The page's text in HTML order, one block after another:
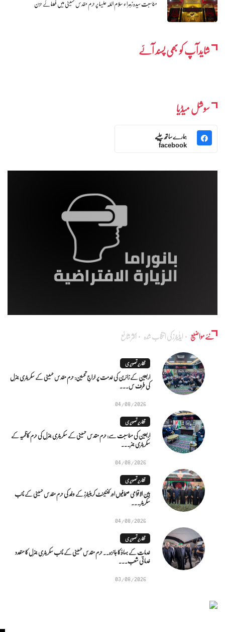
مناسبت سیدہ زہراء سلام اللہ علیہا پر حرم مقدس حسینی میں فضائے حزن
شایدآپ کو بھی پسند آئے
سوشل میڈیا
ہمارے ساتھ چلیے
facebook
نئے مواضیع ایڈٰیٹرز کی انتخاب شدہ اکثر شائع
تقاریر تصویری
اربعین کے زائرین کی خدمت پر خراجِ تحسین: حرم مقدس حسینی کے سکریٹری جنرل
کی طرف س...
04/08/2026
تقاریر تصویری
اربعین کی مناسبت سے: حرم مقدس حسینی کے سکریٹری جنرل کی حرم کاظمیہ کے
سکریٹری جنر...
04/08/2026
تقاریر تصویری
بین الاقوامی صحافیوں اور کنٹینٹ کریئیٹرز کے وفد کی حرم مقدس حسینی کے نائب
سکریٹر...
04/08/2026
تقاریر تصویری
خدمات کے بہاؤ کا جائزہ.. حرم مقدس حسینی کے نائب سکریٹری جنرل کا متعدد
خدماتی شعب...
03/08/2026